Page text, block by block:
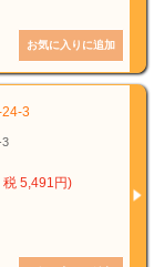
24-3
3
5,491円)